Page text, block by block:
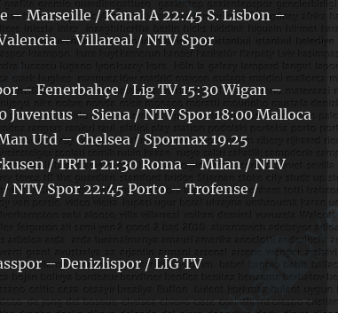
– Marseille / Kanal A 22:45 S. Lisbon –
– Villareal / NTV Spor
– Fenerbahçe / Lig TV 15:30 Wigan –
– Siena / NTV Spor 18:00 Malloca
Utd – Chelsea / Spormax 19.25
/ TRT 1 21:30 Roma – Milan / NTV
NTV Spor 22:45 Porto – Trofense /
– Denizlispor / LİG TV